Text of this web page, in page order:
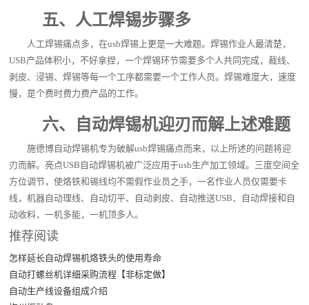
五、人工焊锡步骤多
人工焊锡痛点多，在usb焊锡上更是一大难题。焊锡作业人最清楚，
USB产品体积小，不好拿捏，一个焊锡环节需要多个人共同完成，裁线、
剥皮、浸锡、焊锡等每一个工序都需要一个工作人员。焊锡难度大，速度
慢，是个费时费力费产品的工作。
六、自动焊锡机迎刃而解上述难题
施德博自动焊锡机专为破解usb焊锡痛点而来，以上所述的问题将迎
刃而解。亮点USB自动焊锡机被广泛应用于usb生产加工领域。三度空间全
方位调节，使烙铁和锡线均不需假作业员之手，一名作业人员仅需要卡
线，机器自动理线、自动切平、自动剥皮、自动推送USB、自动焊接和自
动收料，一机多能，一机顶多人。
推荐阅读
怎样延长自动焊锡机烙铁头的使用寿命
自动打螺丝机详细采购流程【非标定做】
自动生产线设备组成介绍